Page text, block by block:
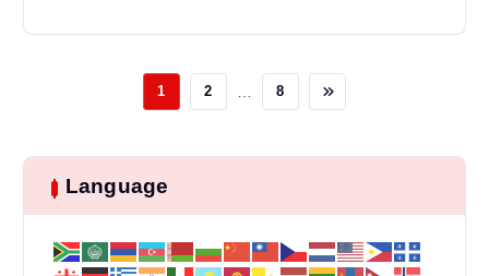
1 2 8
Language